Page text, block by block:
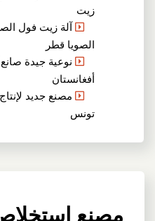
زيت
آلة زيت فول
الصويا قطر
نوعية جيدة
أفغانستان
مصنع جديد
تونس
مصنع